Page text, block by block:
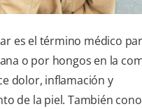
es el término médico
o por hongos en la
dolor, inflamación y
de la piel. También